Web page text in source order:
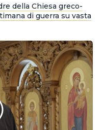
della Chiesa greco-
di guerra su vasta